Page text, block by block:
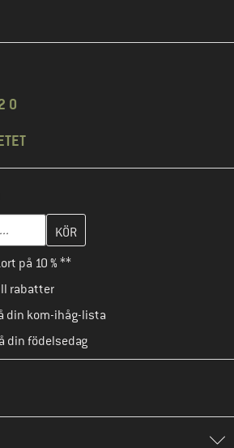
0
här och skapa ditt kundkonto i nästa
på 10 % **
rabatter
din kom-ihåg-lista
din födelsedag